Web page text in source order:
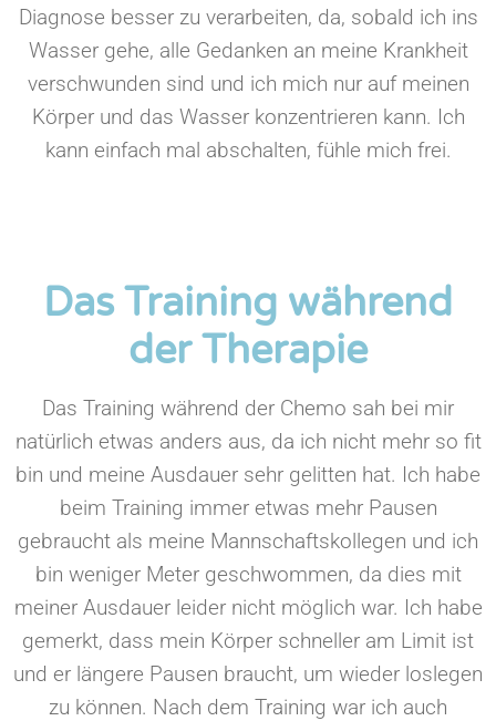
Diagnose besser zu verarbeiten, da, sobald ich ins
Wasser gehe, alle Gedanken an meine Krankheit
verschwunden sind und ich mich nur auf meinen
Körper und das Wasser konzentrieren kann. Ich
kann einfach mal abschalten, fühle mich frei.
Das Training während
der Therapie
Das Training während der Chemo sah bei mir
natürlich etwas anders aus, da ich nicht mehr so fit
bin und meine Ausdauer sehr gelitten hat. Ich habe
beim Training immer etwas mehr Pausen
gebraucht als meine Mannschaftskollegen und ich
bin weniger Meter geschwommen, da dies mit
meiner Ausdauer leider nicht möglich war. Ich habe
gemerkt, dass mein Körper schneller am Limit ist
und er längere Pausen braucht, um wieder loslegen
zu können. Nach dem Training war ich auch